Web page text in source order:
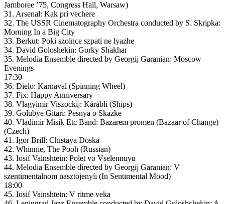
Jamboree ’75, Congress Hall, Warsaw)
31. Arsenal: Kak pri vechere
32. The USSR Cinematography Orchestra conducted by S. Skripka:
Morning In a Big City
33. Berkut: Poki szolnce szpati ne lyazhe
34. David Goloshekin: Gorky Shakhar
35. Melodia Ensemble directed by Georgij Garanian: Moscow
Evenings
17:30
36. Dielo: Karnaval (Spinning Wheel)
37. Fix: Happy Anniversary
38. Vlagyimir Viszockij: Kárábli (Ships)
39. Golubye Gitari: Pesnya o Skazke
40. Vladimir Misik Etc Band: Bazarem promen (Bazaar of Change)
(Czech)
41. Igor Brill: Chistaya Doska
42. Whinnie, The Pooh (Russian)
43. Iosif Vainshtein: Polet vo Vselennuyu
44. Melodia Ensemble directed by Georgij Garanian: V
szentimentalnom nasztojenyíi (In Sentimental Mood)
18:00
45. Iosif Vainshtein: V ritme veka